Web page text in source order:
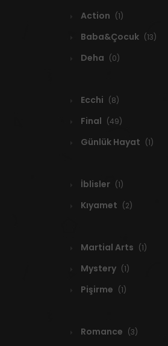
Action (1)
Baba&Çocuk (13)
Deha (0)
Ecchi (8)
Final (49)
Günlük Hayat (1)
İblisler (1)
Kıyamet (2)
Martial Arts (1)
Mystery (1)
Pişirme (1)
Romance (3)